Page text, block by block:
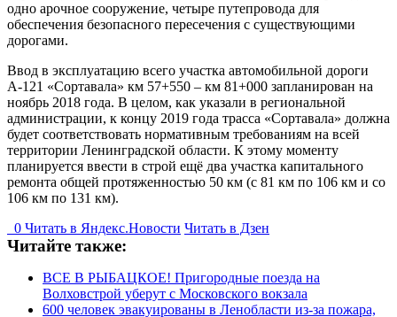
одно арочное сооружение, четыре путепровода для
обеспечения безопасного пересечения с существующими
дорогами.
Ввод в эксплуатацию всего участка автомобильной дороги
А-121 «Сортавала» км 57+550 – км 81+000 запланирован на
ноябрь 2018 года. В целом, как указали в региональной
администрации, к концу 2019 года трасса «Сортавала» должна
будет соответствовать нормативным требованиям на всей
территории Ленинградской области. К этому моменту
планируется ввести в строй ещё два участка капитального
ремонта общей протяженностью 50 км (с 81 км по 106 км и со
106 км по 131 км).
0 Читать в Яндекс.Новости Читать в Дзен
Читайте также:
ВСЕ В РЫБАЦКОЕ! Пригородные поезда на
Волховстрой уберут с Московского вокзала
600 человек эвакуированы в Ленобласти из-за пожара,